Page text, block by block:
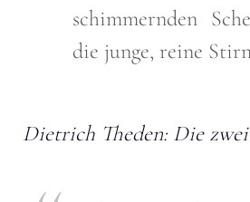
schimmernden
die junge, reine
Dietrich Theden: Die